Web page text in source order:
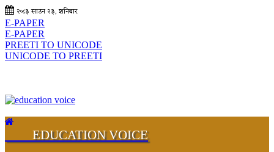
२०८३ साउन २३, शनिबार
E-PAPER
E-PAPER
PREETI TO UNICODE
UNICODE TO PREETI
EDUCATION VOICE